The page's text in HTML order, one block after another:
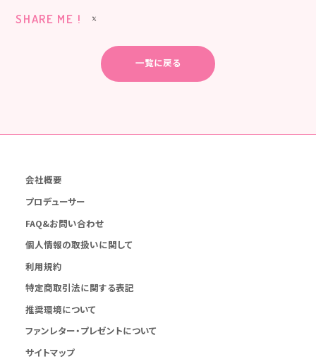
SHARE ME !
一覧に戻る
会社概要
プロデューサー
FAQ&お問い合わせ
個人情報の取扱いに関して
利用規約
特定商取引法に関する表記
推奨環境について
ファンレター・プレゼントについて
サイトマップ